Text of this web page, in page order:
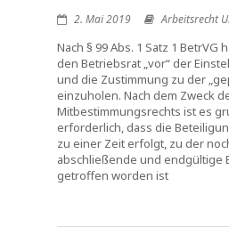
2. Mai 2019 Arbeitsrecht
Nach § 99 Abs. 1 Satz 1 BetrVG
den Betriebsrat „vor“ der
und die Zustimmung zu der
einzuholen. Nach dem Zweck
Mitbestimmungsrechts ist es
erforderlich, dass die
zu einer Zeit erfolgt, zu der
abschließende und endgültige
getroffen worden ist